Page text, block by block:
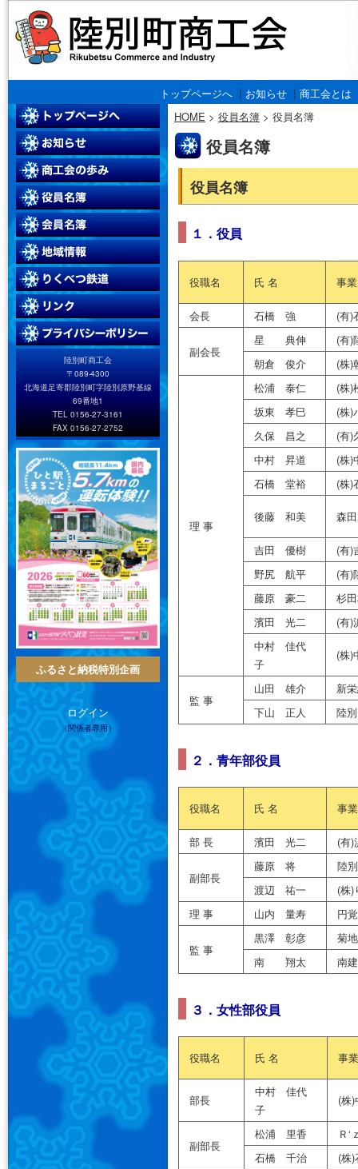
トップページへ| お知らせ| 商工会とは
陸別町商工会
〒089-4300
北海道足寄郡陸別町字陸別原野基線
69番地1
TEL 0156-27-3161
FAX 0156-27-2752
ふるさと納税特別企画
ログイン
（関係者専用）
HOME > 役員名簿> 役員名簿
役員名簿
役員名簿
１．役員
役職名 氏 名 事
会長 石橋 強 (有)
副会長
星 典伸
(有)
朝倉 俊介
(株)
理 事
松浦 泰仁
(株)
坂東 孝巳
(株)
久保 昌之
(有)
中村 昇道
(株)
石橋 堂裕
(株)
後藤 和美 森
吉田 優樹
(有)
野尻 航平
(有)
藤原 豪二
杉
濱田 光二
(有)
中村 佳代
子
(株)
監 事
山田 雄介
新
下山 正人
陸
２．青年部役員
役職名 氏 名 事
部 長 濱田 光二 (有)
副部長
藤原 将
陸
渡辺 祐一
(株)
理 事
山内 量寿 円
監 事
黒澤 彰彦
菊
南 翔太
南
３．女性部役員
役職名 氏 名 事
部長
中村 佳代
子
(株
副部長
松浦 里香
Ｒ‘
石橋 千治
(株